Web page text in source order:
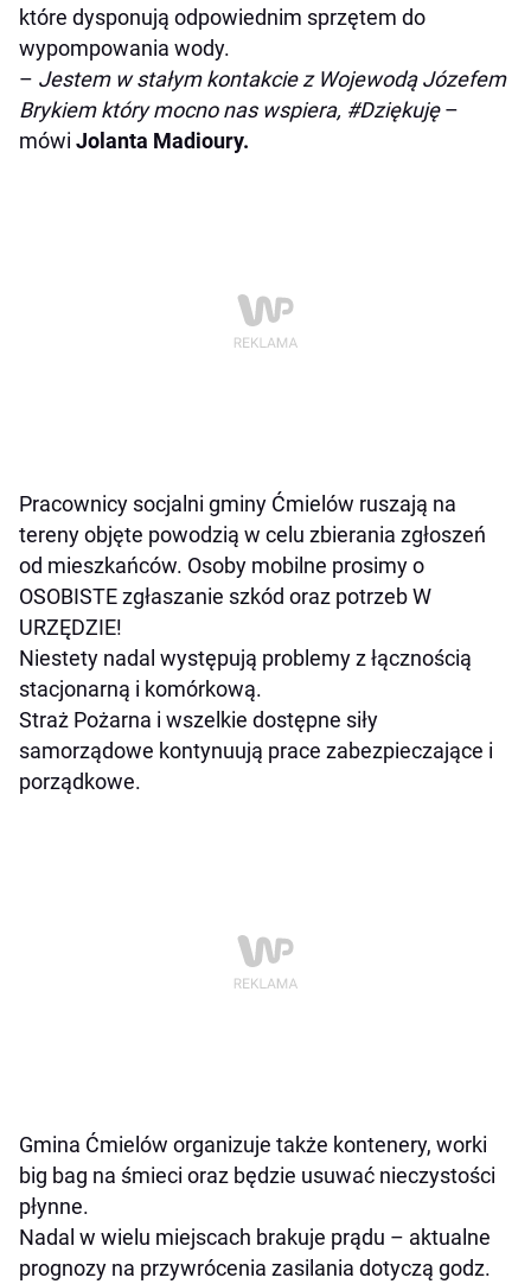
które dysponują odpowiednim sprzętem do
wypompowania wody.
– Jestem w stałym kontakcie z Wojewodą Józefem
Brykiem który mocno nas wspiera, #Dziękuję–
mówi Jolanta Madioury.
Pracownicy socjalni gminy Ćmielów ruszają na
tereny objęte powodzią w celu zbierania zgłoszeń
od mieszkańców. Osoby mobilne prosimy o
OSOBISTE zgłaszanie szkód oraz potrzeb W
URZĘDZIE!
Niestety nadal występują problemy z łącznością
stacjonarną i komórkową.
Straż Pożarna i wszelkie dostępne siły
samorządowe kontynuują prace zabezpieczające i
porządkowe.
Gmina Ćmielów organizuje także kontenery, worki
big bag na śmieci oraz będzie usuwać nieczystości
płynne.
Nadal w wielu miejscach brakuje prądu – aktualne
prognozy na przywrócenia zasilania dotyczą godz.